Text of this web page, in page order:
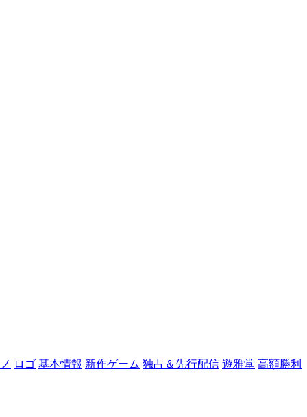
ロゴ 基本情報 新作ゲーム 独占＆先行配信 遊雅堂 高額勝利